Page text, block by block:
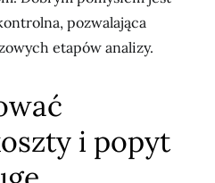
pozwalająca
etapów analizy.
i popyt